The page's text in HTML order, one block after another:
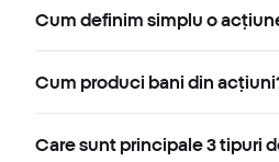
Cum definim simplu o
Cum produci bani din
Care sunt principale 3 tipuri